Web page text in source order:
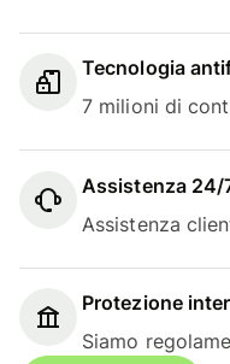
Tecnologia
7 milioni di
Assistenza 24/
Assistenza
Protezione
Siamo